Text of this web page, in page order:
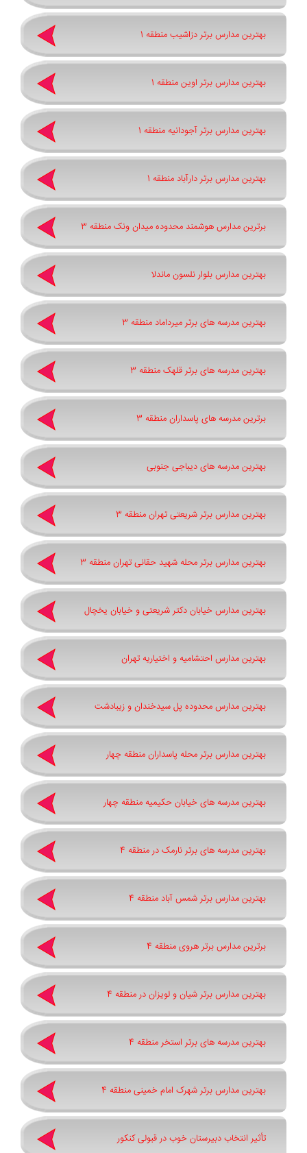
بهترین مدارس برتر دزاشیب منطقه 1
بهترین مدارس برتر اوین منطقه 1
بهترین مدارس برتر آجودانیه منطقه 1
بهترین مدارس برتر دارآباد منطقه 1
برترین مدارس هوشمند محدوده میدان ونک منطقه 3
بهترین مدارس بلوار نلسون ماندلا
بهترین مدرسه های برتر میرداماد منطقه 3
بهترین مدرسه های برتر قلهک منطقه 3
برترین مدرسه های پاسداران منطقه 3
بهترین مدرسه های دیباجی جنوبی
بهترین مدارس برتر شریعتی تهران منطقه 3
بهترین مدارس برتر محله شهید حقانی تهران منطقه 3
بهترین مدارس خیابان دکتر شریعتی و خیابان یخچال
بهترین مدارس احتشامیه و اختیاریه تهران
بهترین مدارس محدوده پل سیدخندان و زیبادشت
بهترین مدارس برتر محله پاسداران منطقه چهار
بهترین مدرسه های خیابان حکیمیه منطقه چهار
بهترین مدرسه های برتر نارمک در منطقه 4
بهترین مدارس برتر شمس آباد منطقه 4
برترین مدارس برتر هروی منطقه 4
بهترین مدارس برتر شیان و لویزان در منطقه 4
بهترین مدرسه های برتر استخر منطقه 4
بهترین مدارس برتر شهرک امام خمینی منطقه 4
تأثیر انتخاب دبیرستان خوب در قبولی کنکور